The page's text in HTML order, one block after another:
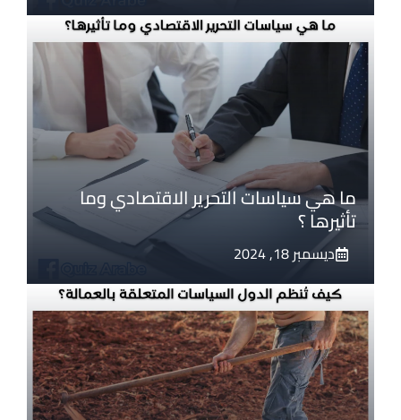
ما هي سياسات التحرير الاقتصادي وما
تأثيرها ؟
ديسمبر 18, 2024